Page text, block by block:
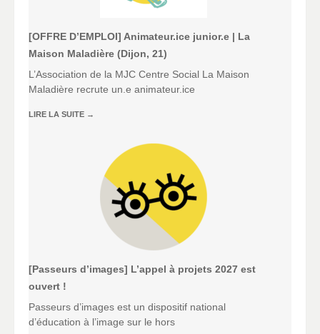
[OFFRE D’EMPLOI] Animateur.ice junior.e | La
Maison Maladière (Dijon, 21)
L’Association de la MJC Centre Social La Maison
Maladière recrute un.e animateur.ice
LIRE LA SUITE →
[Passeurs d’images] L’appel à projets 2027 est
ouvert !
Passeurs d’images est un dispositif national
d’éducation à l’image sur le hors